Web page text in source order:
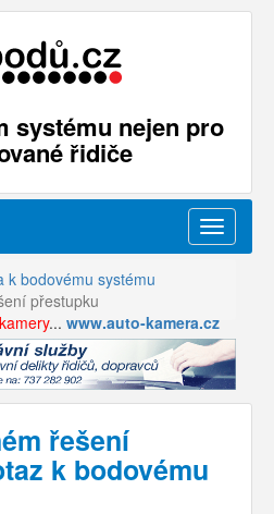
systému nejen pro
řidiče
Menu
k bodovému systému
přestupku
... www.auto-kamera.cz
řešení
k bodovému